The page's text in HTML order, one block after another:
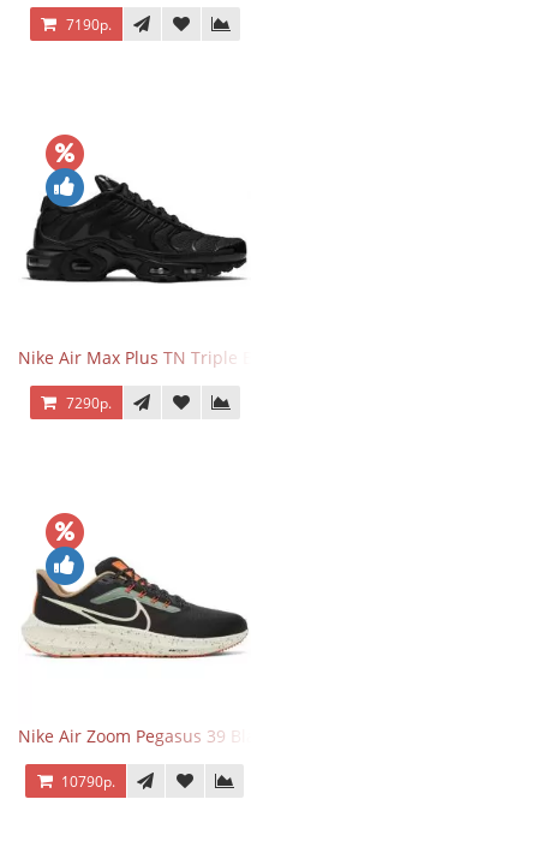
7190р.
Nike Air Max Plus TN Triple Black
7290р.
Nike Air Zoom Pegasus 39 Black White Orange
10790р.